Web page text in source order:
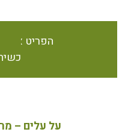
הפריט אינו
על עלים –